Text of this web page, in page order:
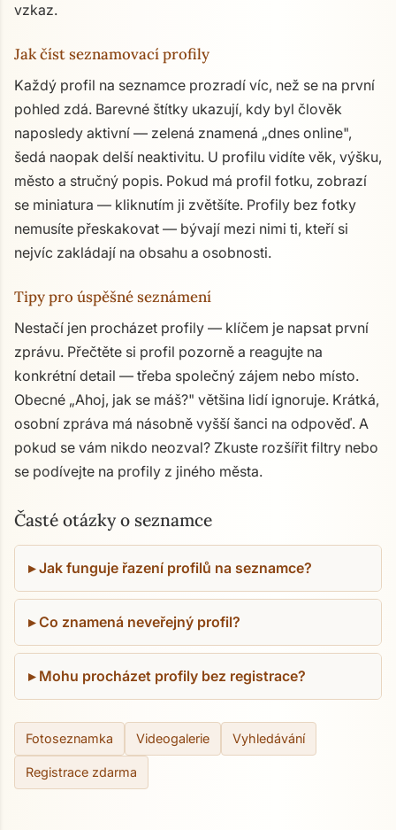
vzkaz.
Jak číst seznamovací profily
Každý profil na seznamce prozradí víc, než se na první
pohled zdá. Barevné štítky ukazují, kdy byl člověk
naposledy aktivní — zelená znamená „dnes online",
šedá naopak delší neaktivitu. U profilu vidíte věk, výšku,
město a stručný popis. Pokud má profil fotku, zobrazí
se miniatura — kliknutím ji zvětšíte. Profily bez fotky
nemusíte přeskakovat — bývají mezi nimi ti, kteří si
nejvíc zakládají na obsahu a osobnosti.
Tipy pro úspěšné seznámení
Nestačí jen procházet profily — klíčem je napsat první
zprávu. Přečtěte si profil pozorně a reagujte na
konkrétní detail — třeba společný zájem nebo místo.
Obecné „Ahoj, jak se máš?" většina lidí ignoruje. Krátká,
osobní zpráva má násobně vyšší šanci na odpověď. A
pokud se vám nikdo neozval? Zkuste rozšířit filtry nebo
se podívejte na profily z jiného města.
Časté otázky o seznamce
Jak funguje řazení profilů na seznamce?
Co znamená neveřejný profil?
Mohu procházet profily bez registrace?
Fotoseznamka Videogalerie Vyhledávání
Registrace zdarma